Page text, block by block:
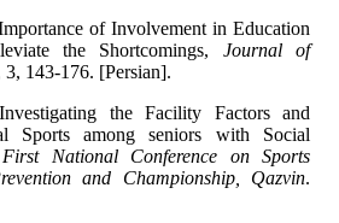
of Involvement in Education
the Shortcomings, Journal of
3, 143-176. [Persian].
the Facility Factors and
Sports among seniors with Social
First National Conference on Sports
and Championship, Qazvin.